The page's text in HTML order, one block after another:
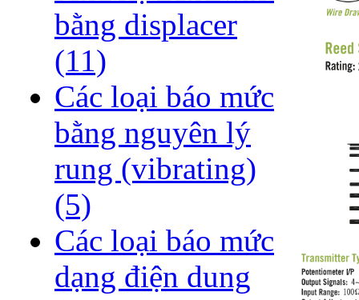
bằng displacer
(11)
Các loại báo mức
bằng nguyên lý
rung (vibrating)
(5)
Các loại báo mức
dạng điện dung